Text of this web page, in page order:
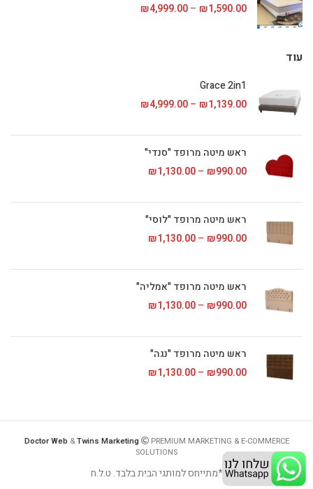
₪1,590.00
–
₪4,999.00
עוד
Grace 2in1
₪1,139.00
–
₪4,999.00
ראש מיטה מרופד "סנדי"
₪990.00
–
₪1,130.00
ראש מיטה מרופד "לוסי"
₪990.00
–
₪1,130.00
ראש מיטה מרופד "אמליה"
₪990.00
–
₪1,130.00
ראש מיטה מרופד "נגה"
₪990.00
–
₪1,130.00
Doctor Web &Twins Marketing
PREMIUM MARKETING & E-COMMERCE
SOLUTIONS
*מתייחס למותגי הבית בלבד. ט.ל.ח